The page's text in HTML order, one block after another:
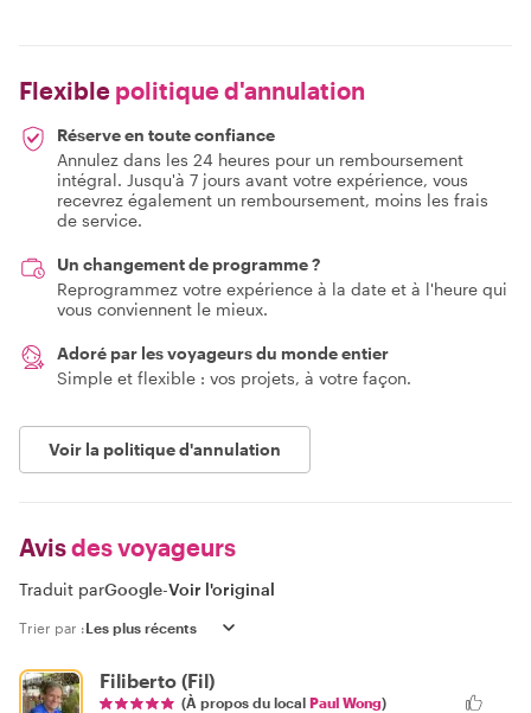
Flexible politique d'annulation
Réserve en toute confiance
Annulez dans les 24 heures pour un remboursement
intégral. Jusqu'à 7 jours avant votre expérience, vous
recevrez également un remboursement, moins les frais
de service.
Un changement de programme ?
Reprogrammez votre expérience à la date et à l'heure qui
vous conviennent le mieux.
Adoré par les voyageurs du monde entier
Simple et flexible : vos projets, à votre façon.
Voir la politique d'annulation
Avisdes voyageurs
Traduit parGoogle-Voir l'original
Trier par :
Filiberto (Fil)
(À propos du local Paul Wong)